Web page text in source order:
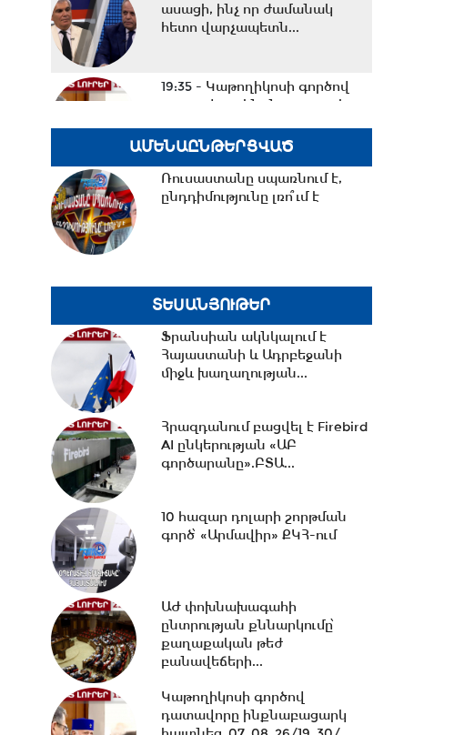
ասացի, ինչ որ ժամանակ
հետո վարչապետն...
19:35 - Կաթողիկոսի գործով
դատավորը ինքնաբացարկ
19:02 -Շվեդիայի Ռիկսդագի
խոսնակը շնորհավորել է
ժողովրդին գործի ընդունել
ձեզ մոտ, մենք ուզում...
18:02 -Ազատ շփում Գնել
17:33 -Թրամփը նոր
քաղաքացիություն...
քարոզարշավը խոչընդոտելու
դեպքի...
16:38 -Տաթև համայնքի
Սիմոնյանից կբռնագանձվի...
ԱՄԵՆԱԸՆԹԵՐՑՎԱԾ
Ռուսաստանը սպառնում է,
ընդդիմությունը լռո՞ւմ է
ՏԵՍԱՆՅՈՒԹԵՐ
Ֆրանսիան ակնկալում է
Հայաստանի և Ադրբեջանի
միջև խաղաղության...
Հրազդանում բացվել է Firebird
AI ընկերության «ԱԲ
գործարանը».ԲՏԱ...
10 հազար դոլարի շորթման
գործ՝ «Արմավիր» ՔԿՀ-ում
ԱԺ փոխնախագահի
ընտրության քննարկումը՝
քաղաքական թեժ
բանավեճերի...
Կաթողիկոսի գործով
դատավորը ինքնաբացարկ